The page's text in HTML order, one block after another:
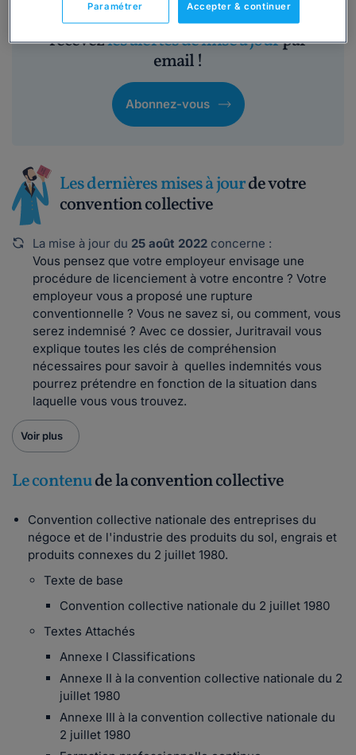
Un accès àvotre convention collective
recevezles alertes de mise à jourpar
email !
Abonnez-vous
Les dernières mises à jourde votre
convention collective
La mise à jour du 25 août 2022 concerne :
Vous pensez que votre employeur envisage une
procédure de licenciement à votre encontre ? Votre
employeur vous a proposé une rupture
conventionnelle ? Vous ne savez si, ou comment, vous
serez indemnisé ? Avec ce dossier, Juritravail vous
explique toutes les clés de compréhension
nécessaires pour savoir à quelles indemnités vous
pourrez prétendre en fonction de la situation dans
laquelle vous vous trouvez.
Voir plus
Le contenude la convention collective
Convention collective nationale des entreprises du
négoce et de l'industrie des produits du sol, engrais et
produits connexes du 2 juillet 1980.
Texte de base
Convention collective nationale du 2 juillet 1980
Textes Attachés
Annexe I Classifications
Annexe II à la convention collective nationale du 2
juillet 1980
Annexe III à la convention collective nationale du
2 juillet 1980
Accepter & continuer
Paramétrer